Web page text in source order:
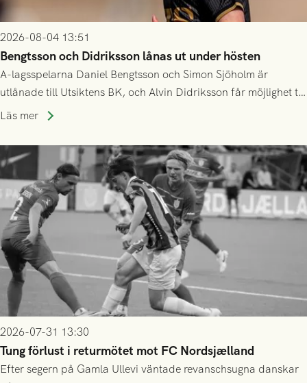
2026-08-04 13:51
Bengtsson och Didriksson lånas ut under hösten
A-lagsspelarna Daniel Bengtsson och Simon Sjöholm är
utlånade till Utsiktens BK, och Alvin Didriksson får möjlighet till
speltid i Hestrafors genom föreningssamarbete.
Läs mer
2026-07-31 13:30
Tung förlust i returmötet mot FC Nordsjælland
Efter segern på Gamla Ullevi väntade revanschsugna danskar